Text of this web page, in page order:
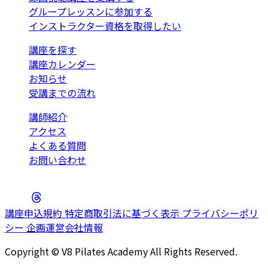
グループレッスンに参加する
インストラクター資格を取得したい
講座を探す
講座カレンダー
お知らせ
受講までの流れ
講師紹介
アクセス
よくある質問
お問い合わせ
講座申込規約 特定商取引法に基づく表示 プライバシーポリ
シー 企画運営会社情報
Copyright © V8 Pilates Academy All Rights Reserved.